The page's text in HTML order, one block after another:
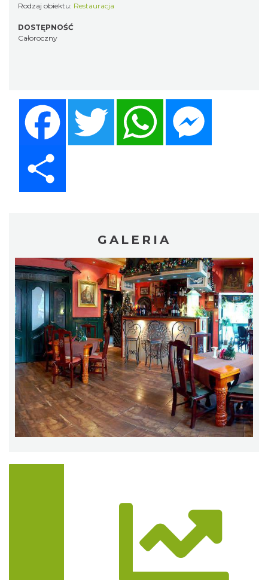
Rodzaj obiektu: Restauracja
DOSTĘPNOŚĆ
Całoroczny
Twitter
GALERIA
Trasa